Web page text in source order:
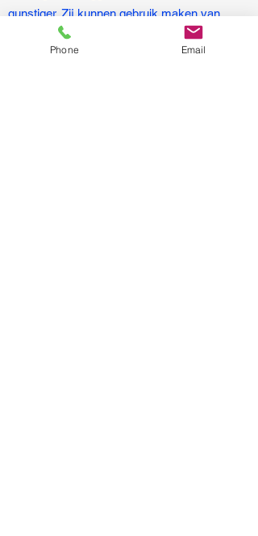
gunstiger. Zij kunnen gebruik maken van
bestaande infrastructuur, zoals oude LPG-
tanks voor waterstofopslag, en hebben vaak
Phone Email